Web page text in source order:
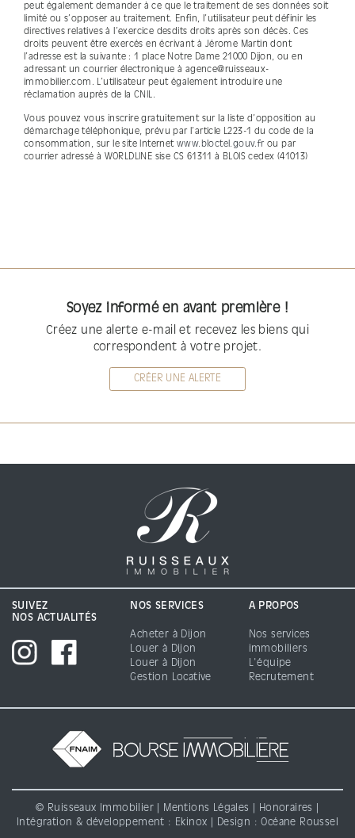
peut également demander à ce que le traitement de ses données soit
limité ou s’opposer au traitement. Enfin, l’utilisateur peut définir les
directives relatives à l’exercice desdits droits après son décès. Ces
droits peuvent être exercés en écrivant à Jérome Martin dont
l’adresse est la suivante : 1 place Notre Dame 21000 Dijon, ou en
adressant un courrier électronique à agence@ruisseaux-
immobilier.com. L’utilisateur peut également introduire une
réclamation auprès de la CNIL.
Vous pouvez vous inscrire gratuitement sur la liste d’opposition au
démarchage téléphonique, prévu par l’article L223-1 du code de la
consommation, sur le site Internet www.bloctel.gouv.fr ou par
courrier adressé à WORLDLINE sise CS 61311 à BLOIS cedex (41013)
Soyez informé en avant première !
Créez une alerte e-mail et recevez les biens qui
correspondent à votre projet.
CRÉER UNE ALERTE
SUIVEZ
NOS ACTUALITÉS
NOS SERVICES
Acheter à Dijon
Louer à Dijon
Louer à Dijon
Gestion Locative
A PROPOS
Nos services
immobiliers
L'équipe
Recrutement
© Ruisseaux Immobilier | Mentions Légales Honoraires
Intégration & développement :
Ekinox | Design : Océane Roussel